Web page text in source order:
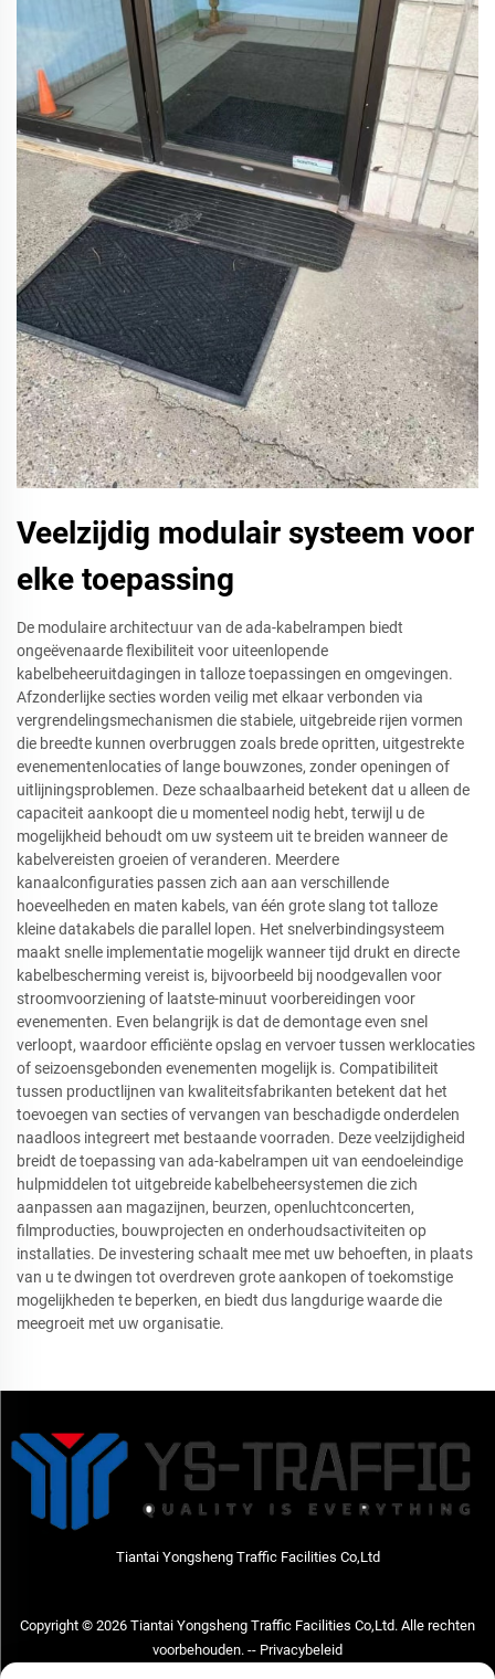
Veelzijdig modulair systeem voor
elke toepassing
De modulaire architectuur van de ada-kabelrampen biedt
ongeëvenaarde flexibiliteit voor uiteenlopende
kabelbeheeruitdagingen in talloze toepassingen en omgevingen.
Afzonderlijke secties worden veilig met elkaar verbonden via
vergrendelingsmechanismen die stabiele, uitgebreide rijen vormen
die breedte kunnen overbruggen zoals brede opritten, uitgestrekte
evenementenlocaties of lange bouwzones, zonder openingen of
uitlijningsproblemen. Deze schaalbaarheid betekent dat u alleen de
capaciteit aankoopt die u momenteel nodig hebt, terwijl u de
mogelijkheid behoudt om uw systeem uit te breiden wanneer de
kabelvereisten groeien of veranderen. Meerdere
kanaalconfiguraties passen zich aan aan verschillende
hoeveelheden en maten kabels, van één grote slang tot talloze
kleine datakabels die parallel lopen. Het snelverbindingsysteem
maakt snelle implementatie mogelijk wanneer tijd drukt en directe
kabelbescherming vereist is, bijvoorbeeld bij noodgevallen voor
stroomvoorziening of laatste-minuut voorbereidingen voor
evenementen. Even belangrijk is dat de demontage even snel
verloopt, waardoor efficiënte opslag en vervoer tussen werklocaties
of seizoensgebonden evenementen mogelijk is. Compatibiliteit
tussen productlijnen van kwaliteitsfabrikanten betekent dat het
toevoegen van secties of vervangen van beschadigde onderdelen
naadloos integreert met bestaande voorraden. Deze veelzijdigheid
breidt de toepassing van ada-kabelrampen uit van eendoeleindige
hulpmiddelen tot uitgebreide kabelbeheersystemen die zich
aanpassen aan magazijnen, beurzen, openluchtconcerten,
filmproducties, bouwprojecten en onderhoudsactiviteiten op
installaties. De investering schaalt mee met uw behoeften, in plaats
van u te dwingen tot overdreven grote aankopen of toekomstige
mogelijkheden te beperken, en biedt dus langdurige waarde die
meegroeit met uw organisatie.
Tiantai Yongsheng Traffic Facilities Co,Ltd
Copyright © 2026 Tiantai Yongsheng Traffic Facilities Co,Ltd. Alle rechten
voorbehouden. -- Privacybeleid